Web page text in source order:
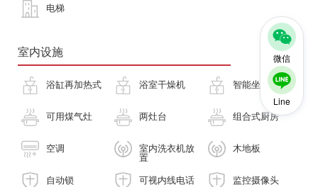
微信
Line
电梯
室内设施
浴缸再加热式 浴室干燥机 智能坐便器
可用煤气灶 两灶台 组合式厨房
空调 室内洗衣机放
置
木地板
自动锁 可视内线电话 监控摄像头